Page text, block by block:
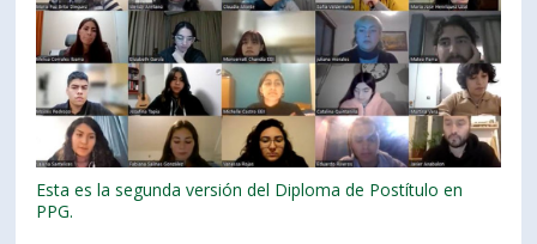
Esta es la segunda versión del Diploma de Postítulo en
PPG.